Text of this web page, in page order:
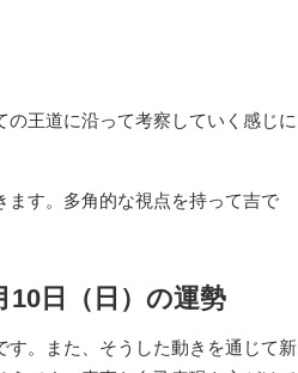
王道に沿って考察していく感じに
ます。多角的な視点を持って吉で
10日（日）の運勢
す。また、そうした動きを通じて新